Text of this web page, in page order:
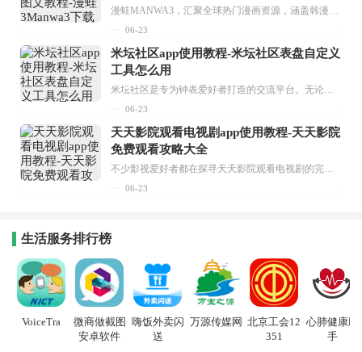
漫蛙MANWA3，汇聚全球热门漫画资源，涵盖韩漫、欧美漫画、国漫等多种类型，题材丰富多样，全方位满足用户阅读喜好。它不仅是阅读平台，更是创作平台，为广大用户打造零门槛创作环境。...
06-23
米坛社区app使用教程-米坛社区表盘自定义
工具怎么用
米坛社区是专为钟表爱好者打造的交流平台。无论你是初涉钟表领域的普通爱好者，还是拥有多年收藏经验的资深玩家，都能在此找到属于自己的天地。 无需注册，就能轻松参与其中。通过专业的讨论论坛与丰富的交互功能，你可与世界各地的钟表爱好者畅快交流。若你钟情于钟表，米坛社区无疑是值得一试的理想之选。在这里，你能获取最新的手表资讯，交流见解，提升鉴赏品味，让每一块手表都成为收藏故事中重要的一部分。感兴趣的朋友，不要错过下载机会。...
06-23
天天影院观看电视剧app使用教程-天天影院
免费观看攻略大全
不少影视爱好者都在探寻天天影院观看电视剧的完整方法，结合最新平台使用规则，本篇新手入门攻略全面讲解观看渠道、检索流程、播放设置以及画面模式调整等实用内容。全文适配手机、电脑等主流设备，步骤简洁易懂，无论是初次使用的新手，还是想要优化观影体验的用户，都能参照内容快速上手，熟练掌握平台各项操作技巧，轻松畅享影视内容。...
06-23
生活服务排行榜
VoiceTra
微商做截图
安卓软件
嗨饭外卖闪
送
万源传媒网 北京工会12
351
心肺健康助
手